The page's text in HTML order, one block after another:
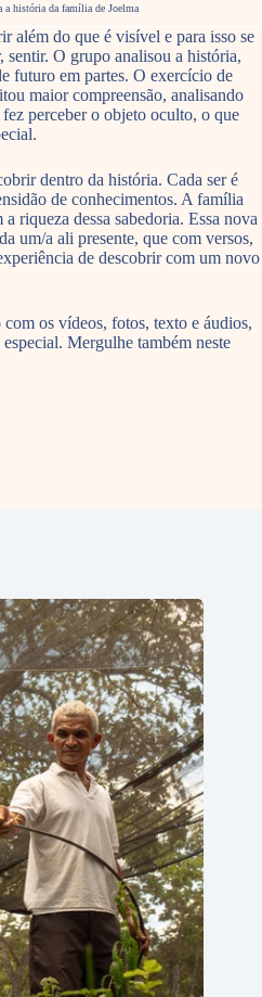
a história da família de Joelma
além do que é visível e para isso se
sentir. O grupo analisou a história,
futuro em partes. O exercício de
maior compreensão, analisando
perceber o objeto oculto, o que
dentro da história. Cada ser é
de conhecimentos. A família
riqueza dessa sabedoria. Essa nova
um/a ali presente, que com versos,
de descobrir com um novo
os vídeos, fotos, texto e áudios,
Mergulhe também neste